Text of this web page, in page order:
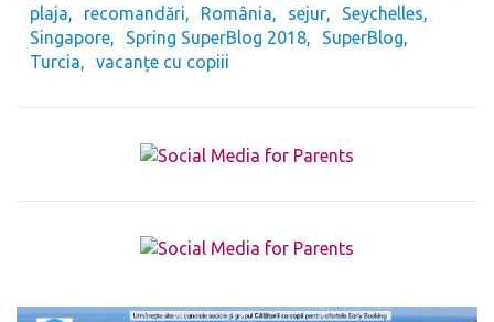
plaja
recomandări România sejur
Seychelles
Singapore
Spring SuperBlog 2018
SuperBlog
Turcia
vacanțe cu copiii